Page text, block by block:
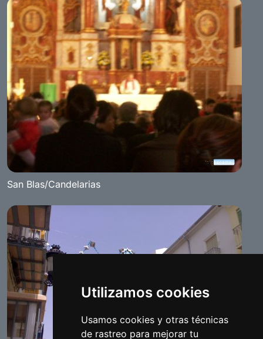
Utilizamos cookies
Usamos cookies y otras técnicas
de rastreo para mejorar tu
San Blas/Candelarias